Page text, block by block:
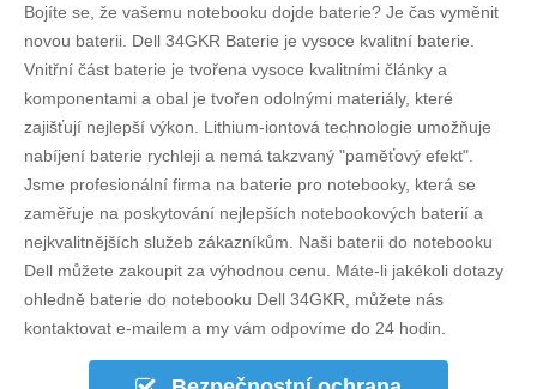
Bojíte se, že vašemu notebooku dojde baterie? Je čas vyměnit
novou baterii. Dell 34GKR Baterie je vysoce kvalitní baterie.
Vnitřní část baterie je tvořena vysoce kvalitními články a
komponentami a obal je tvořen odolnými materiály, které
zajišťují nejlepší výkon. Lithium-iontová technologie umožňuje
nabíjení baterie rychleji a nemá takzvaný "paměťový efekt".
Jsme profesionální firma na baterie pro notebooky, která se
zaměřuje na poskytování nejlepších notebookových baterií a
nejkvalitnějších služeb zákazníkům. Naši baterii do notebooku
Dell můžete zakoupit za výhodnou cenu. Máte-li jakékoli dotazy
ohledně baterie do notebooku Dell 34GKR , můžete nás
kontaktovat e-mailem a my vám odpovíme do 24 hodin.